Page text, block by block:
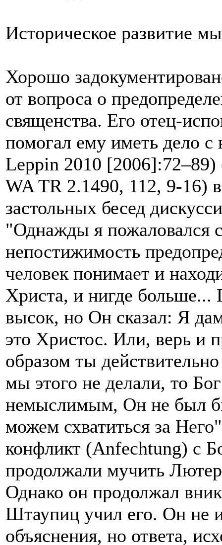
Историческое развитие
Хорошо
от вопроса о
священства. Его отец-
помогал ему иметь дело
Leppin 2010
WA TR 2.1490, 112, 9-16)
застольных бесед
"Однажды я пожаловался
непостижимость
человек понимает и
Христа, и нигде
высок, но Он сказал: Я
это Христос. Или, верь и
образом ты
мы этого не делали, то
немыслимым, Он не был
можем схватиться за
конфликт (Anfechtung) с
продолжали мучить
Однако он продолжал
Штаупиц учил его. Он не
объяснения, но ответа,